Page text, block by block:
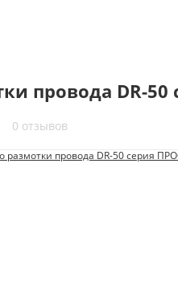
провода DR-
0 отзывов